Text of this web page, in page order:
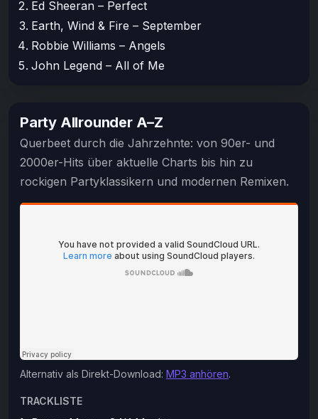
Ed Sheeran – Perfect
Earth, Wind & Fire – September
Robbie Williams – Angels
John Legend – All of Me
Party Allrounder A–Z
Querbeet durch die Jahrzehnte: von 90er- und
2000er-Hits über aktuelle Charts bis hin zu
rockigen Partyklassikern und modernen Remixen.
Alternativ als Direkt-Download: MP3 anhören.
TRACKLISTE